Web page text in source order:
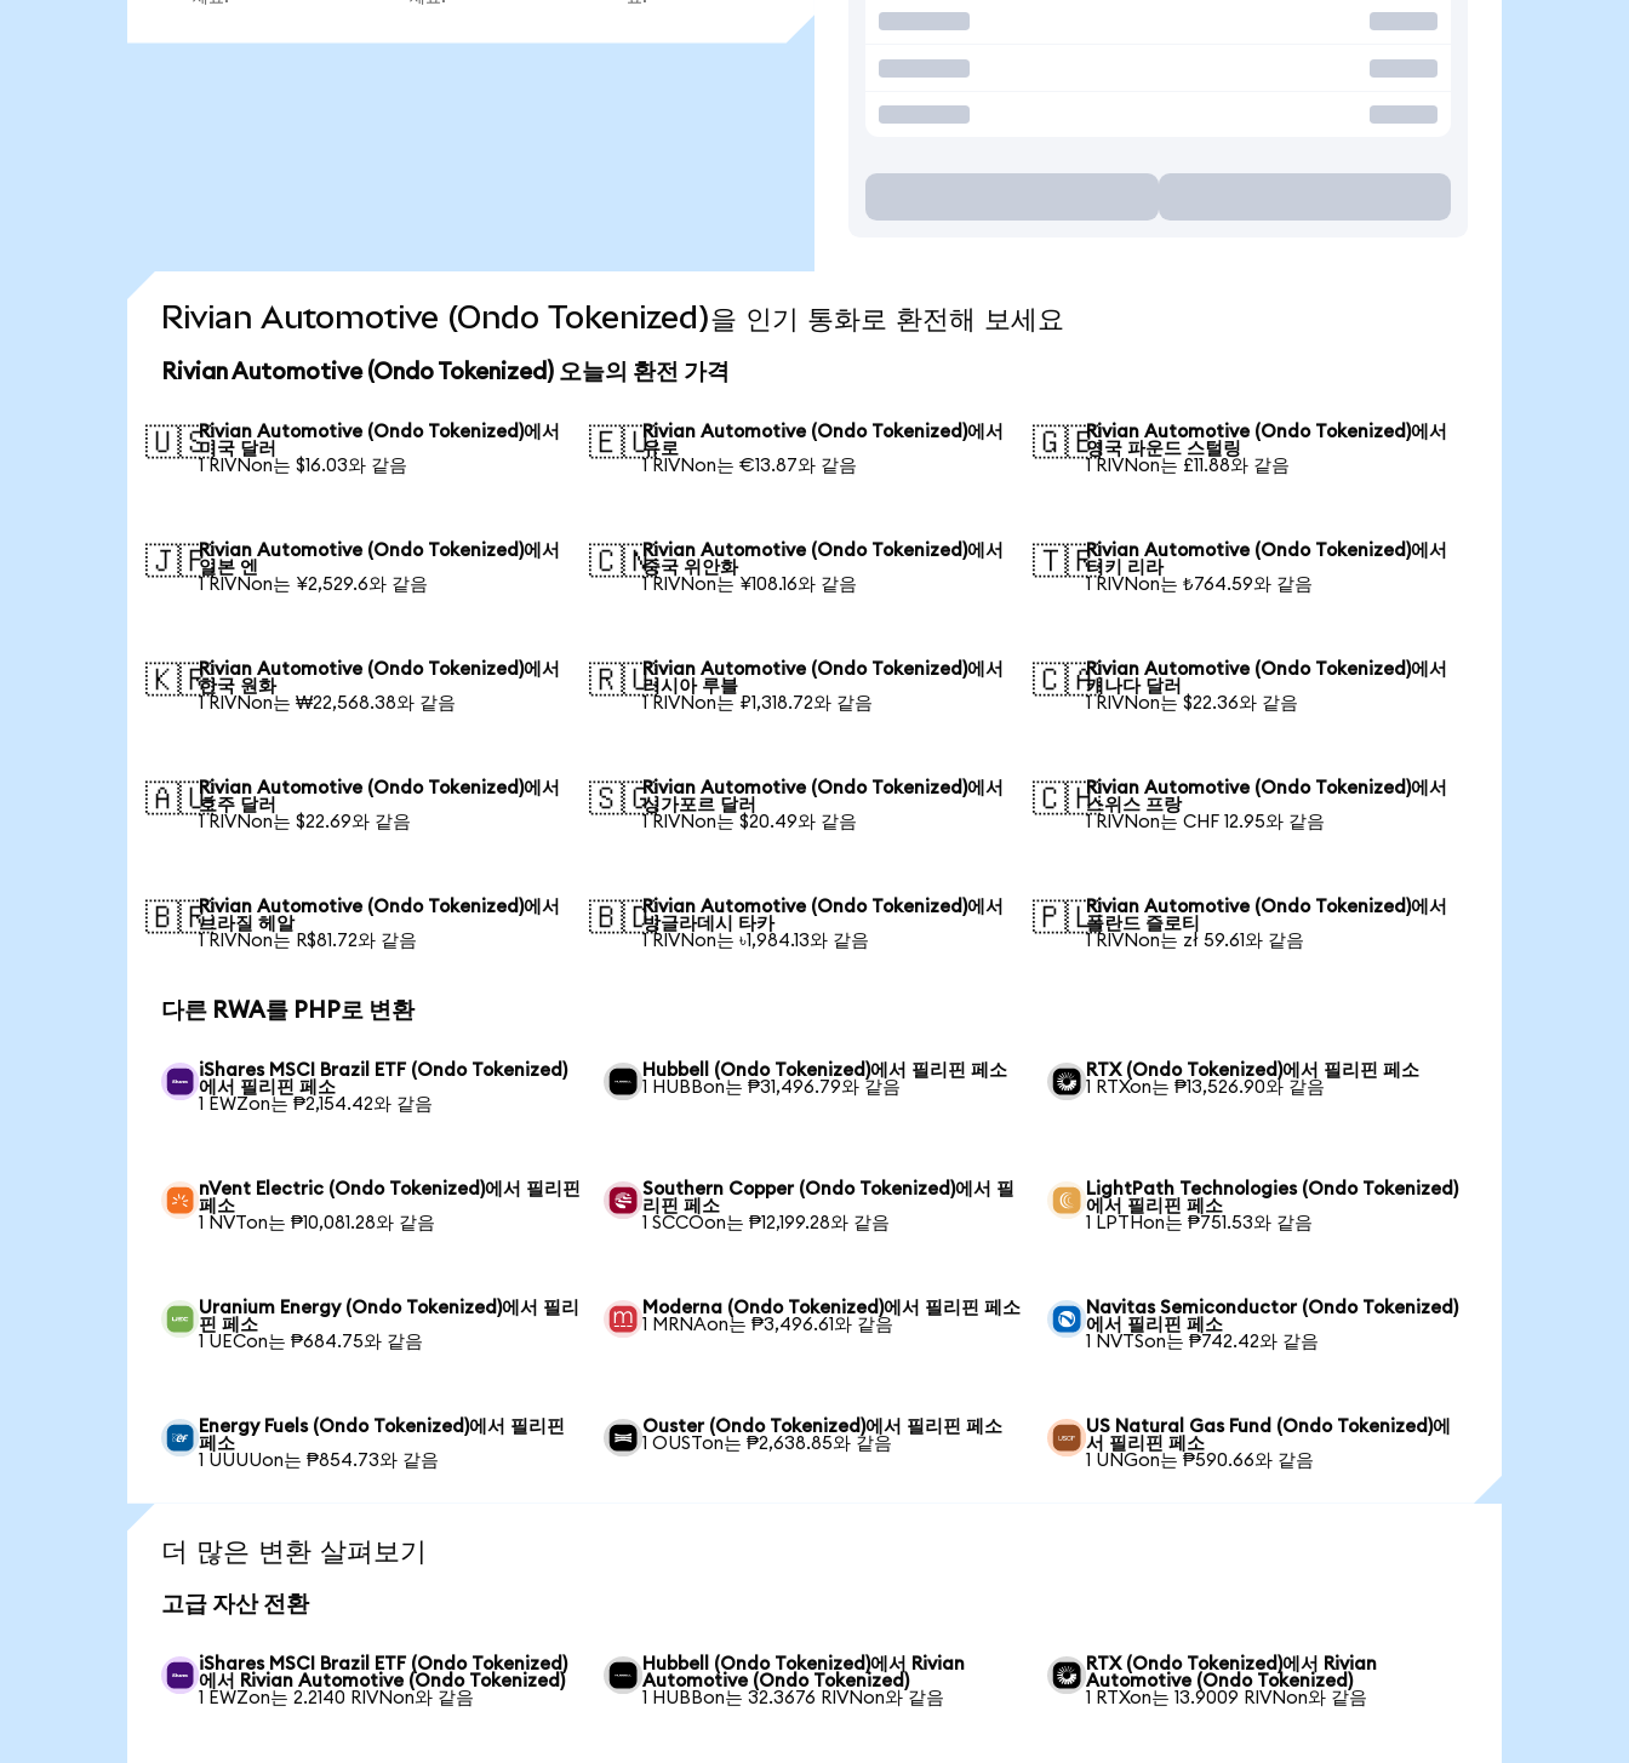
Rivian Automotive (Ondo Tokenized)을 인기 통화로 환전해 보세요
Rivian Automotive (Ondo Tokenized) 오늘의 환전 가격
🇺🇸Rivian Automotive (Ondo Tokenized)에서
미국 달러
1 RIVNon는 $16.03와 같음
🇪🇺Rivian Automotive (Ondo Tokenized)에서
유로
1 RIVNon는 €13.87와 같음
🇬🇧Rivian Automotive (Ondo Tokenized)에서
영국 파운드 스털링
1 RIVNon는 £11.88와 같음
🇯🇵Rivian Automotive (Ondo Tokenized)에서
일본 엔
1 RIVNon는 ¥2,529.6와 같음
🇨🇳Rivian Automotive (Ondo Tokenized)에서
중국 위안화
1 RIVNon는 ¥108.16와 같음
🇹🇷Rivian Automotive (Ondo Tokenized)에서
터키 리라
1 RIVNon는 ₺764.59와 같음
🇰🇷Rivian Automotive (Ondo Tokenized)에서
한국 원화
1 RIVNon는 ₩22,568.38와 같음
🇷🇺Rivian Automotive (Ondo Tokenized)에서
러시아 루블
1 RIVNon는 ₽1,318.72와 같음
🇨🇦Rivian Automotive (Ondo Tokenized)에서
캐나다 달러
1 RIVNon는 $22.36와 같음
🇦🇺Rivian Automotive (Ondo Tokenized)에서
호주 달러
1 RIVNon는 $22.69와 같음
🇸🇬Rivian Automotive (Ondo Tokenized)에서
싱가포르 달러
1 RIVNon는 $20.49와 같음
🇨🇭Rivian Automotive (Ondo Tokenized)에서
스위스 프랑
1 RIVNon는 CHF 12.95와 같음
🇧🇷Rivian Automotive (Ondo Tokenized)에서
브라질 헤알
1 RIVNon는 R$81.72와 같음
🇧🇩Rivian Automotive (Ondo Tokenized)에서
방글라데시 타카
1 RIVNon는 ৳1,984.13와 같음
🇵🇱Rivian Automotive (Ondo Tokenized)에서
폴란드 즐로티
1 RIVNon는 zł 59.61와 같음
다른 RWA를 PHP로 변환
iShares MSCI Brazil ETF (Ondo Tokenized)
에서 필리핀 페소
1 EWZon는 ₱2,154.42와 같음
Hubbell (Ondo Tokenized)에서 필리핀 페소
1 HUBBon는 ₱31,496.79와 같음
RTX (Ondo Tokenized)에서 필리핀 페소
1 RTXon는 ₱13,526.90와 같음
nVent Electric (Ondo Tokenized)에서 필리핀
페소
1 NVTon는 ₱10,081.28와 같음
Southern Copper (Ondo Tokenized)에서 필
리핀 페소
1 SCCOon는 ₱12,199.28와 같음
LightPath Technologies (Ondo Tokenized)
에서 필리핀 페소
1 LPTHon는 ₱751.53와 같음
Uranium Energy (Ondo Tokenized)에서 필리
핀 페소
1 UECon는 ₱684.75와 같음
Moderna (Ondo Tokenized)에서 필리핀 페소
1 MRNAon는 ₱3,496.61와 같음
Navitas Semiconductor (Ondo Tokenized)
에서 필리핀 페소
1 NVTSon는 ₱742.42와 같음
Energy Fuels (Ondo Tokenized)에서 필리핀
페소
1 UUUUon는 ₱854.73와 같음
Ouster (Ondo Tokenized)에서 필리핀 페소
1 OUSTon는 ₱2,638.85와 같음
US Natural Gas Fund (Ondo Tokenized)에
서 필리핀 페소
1 UNGon는 ₱590.66와 같음
더 많은 변환 살펴보기
고급 자산 전환
iShares MSCI Brazil ETF (Ondo Tokenized)
에서 Rivian Automotive (Ondo Tokenized)
1 EWZon는 2.2140 RIVNon와 같음
Hubbell (Ondo Tokenized)에서 Rivian
Automotive (Ondo Tokenized)
1 HUBBon는 32.3676 RIVNon와 같음
RTX (Ondo Tokenized)에서 Rivian
Automotive (Ondo Tokenized)
1 RTXon는 13.9009 RIVNon와 같음